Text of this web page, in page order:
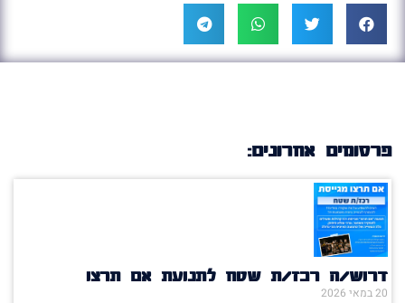
פרסומים אחרונים:
דרוש/ה רכז/ת שטח לתנועת אם תרצו
20 במאי 2026